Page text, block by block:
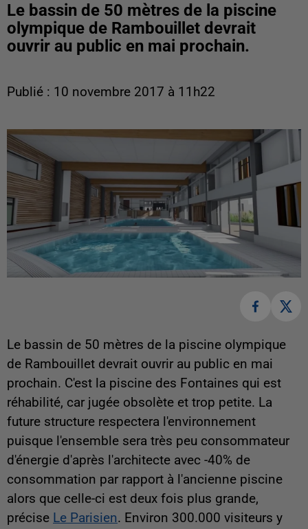
Le bassin de 50 mètres de la piscine
olympique de Rambouillet devrait
ouvrir au public en mai prochain.
Publié : 10 novembre 2017 à 11h22
Le bassin de 50 mètres de la piscine olympique
de Rambouillet devrait ouvrir au public en mai
prochain. C'est la piscine des Fontaines qui est
réhabilité, car jugée obsolète et trop petite. La
future structure respectera l'environnement
puisque l'ensemble sera très peu consommateur
d'énergie d'après l'architecte avec -40% de
consommation par rapport à l'ancienne piscine
alors que celle-ci est deux fois plus grande,
précise Le Parisien. Environ 300.000 visiteurs y